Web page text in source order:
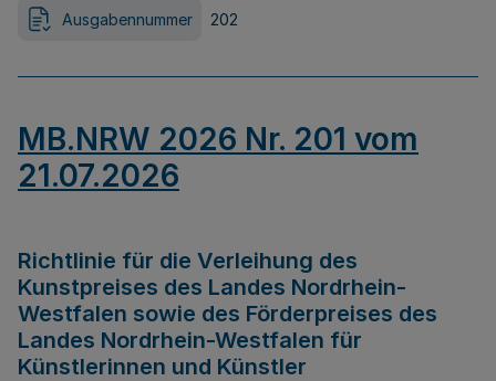
Ausgabennummer 202
MB.NRW 2026 Nr. 201 vom
21.07.2026
Richtlinie für die Verleihung des
Kunstpreises des Landes Nordrhein-
Westfalen sowie des Förderpreises des
Landes Nordrhein-Westfalen für
Künstlerinnen und Künstler